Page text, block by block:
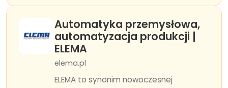
Automatyka przemysłowa,
automatyzacja produkcji |
ELEMA
elema.pl
ELEMA to synonim nowoczesnej